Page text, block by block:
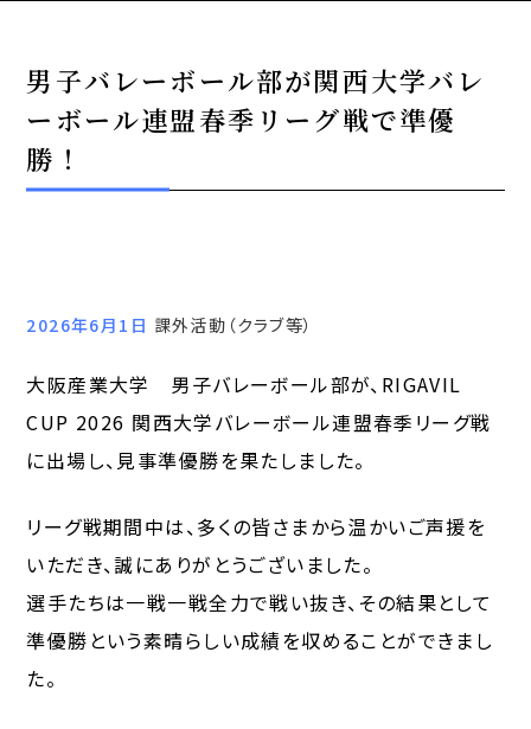
男子バレーボール部が関西大学バレ
ーボール連盟春季リーグ戦で準優
勝！
2026年6月1日 課外活動（クラブ等）
大阪産業大学 男子バレーボール部が、RIGAVIL
CUP 2026 関西大学バレーボール連盟春季リーグ戦
に出場し、見事準優勝を果たしました。
リーグ戦期間中は、多くの皆さまから温かいご声援を
いただき、誠にありがとうございました。
選手たちは一戦一戦全力で戦い抜き、その結果として
準優勝という素晴らしい成績を収めることができまし
た。